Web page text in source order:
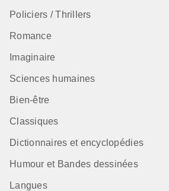
Policiers / Thrillers
Romance
Imaginaire
Sciences humaines
Bien-être
Classiques
Dictionnaires et encyclopédies
Humour et Bandes dessinées
Langues